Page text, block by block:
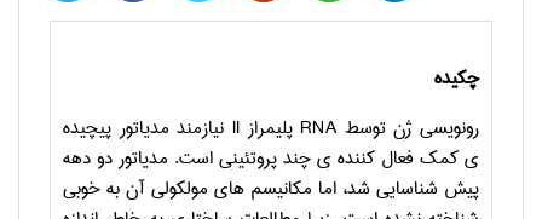
چکیده
رونویسی ژن توسط RNA پلیمرازII نیازمند مدیاتور پیچیده
ی کمک فعال کننده ی چند پروتئینی است. مدیاتور دو دهه
پیش شناسایی شد، اما مکانیسم های مولکولی آن به خوبی